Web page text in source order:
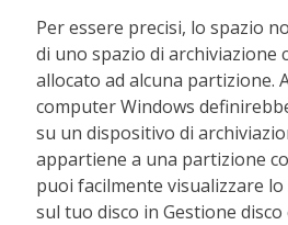
Per essere precisi, lo spazio
di uno spazio di archiviazione
allocato ad alcuna partizione.
computer Windows
su un dispositivo di
appartiene a una partizione
puoi facilmente visualizzare
sul tuo disco in Gestione